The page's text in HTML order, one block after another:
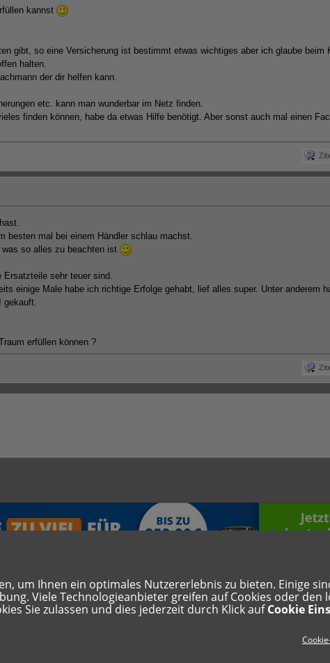
kannst
gibt, so eine Versicherung ist bestimmt etwas wichtiges aber ich glaube beim
halten.
der dir helfen kann.
etc. kann man wunderbar im Netz finden.
finden können, habe da etwas Hilfe benötigt. Aber sonst auch mal einen
besten mal bei einem Händler schlau machst.
so alles zu beachten ist
sehr teuer sind.
einige Male habe ich richtige Erfolge gehabt, lief alles super. Unter anderem
gekauft.
erfüllen können ?
Cookie Einstellungen zurücksetzen
um Ihnen ein optimales Nutzererlebnis zu bieten. Einige
Viele Technologieanbieter greifen auf Cookies oder den
Sie zulassen und dies jederzeit durch Klick aufCookie